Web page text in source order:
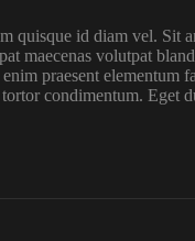
quisque id diam vel. Sit
maecenas volutpat
praesent elementum
condimentum. Eget